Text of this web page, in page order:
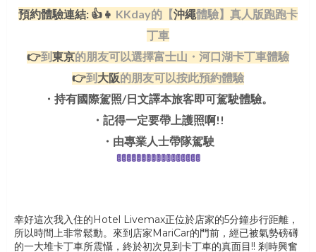
預約體驗連結: 👍👧 KKday的【沖繩體驗】真人版跑跑卡
丁車
👉到東京的朋友可以選擇富士山・河口湖卡丁車體驗
👉到大阪的朋友可以按此預約體驗
・持有國際駕照/日文譯本旅客即可駕駛體驗。
・記得一定要帶上護照啊!!
・由專業人士帶隊駕駛
🚦🚦🚦🚦🚦🚦🚦🚦🚦🚦🚦🚦🚦🚦🚦🚦🚦
幸好這次我入住的Hotel Livemax正位於店家的5分鐘步行距離，
所以時間上非常鬆動。來到店家MariCar的門前，經已被氣勢磅礡
的一大堆卡丁車所震懾，終於初次見到卡丁車的真面目!! 剎時興奮